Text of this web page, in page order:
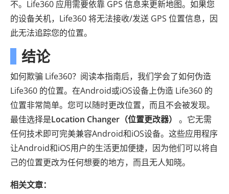
不。Life360 应用需要依靠 GPS 信息来更新地图。如果您
的设备关机，Life360 将无法接收/发送 GPS 位置信息，因
此无法追踪您的位置。
结论
如何欺骗 Life360？阅读本指南后，我们学会了如何伪造
Life360 的位置。在Android或iOS设备上伪造 Life360 的
位置非常简单。您可以随时更改位置，而且不会被发现。
最佳选择是Location Changer（位置更改器）
。它无需
任何技术即可完美兼容Android和iOS设备。这些应用程序
让Android和iOS用户的生活更加便捷，因为他们可以将自
己的位置更改为任何想要的地方，而且无人知晓。
相关文章：